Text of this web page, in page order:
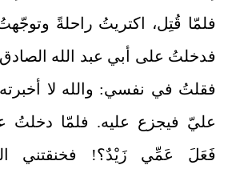
فلمّا قُتِل، اكتريتُ راحلةً
فدخلتُ على أبي عبد الله الصادق
فقلتُ في نفسي: والله لا
عليّ فيجزع عليه. فلمّا دخلتُ
فَعَلَ عَمِّي زَيْدٌ؟! فخنقتني